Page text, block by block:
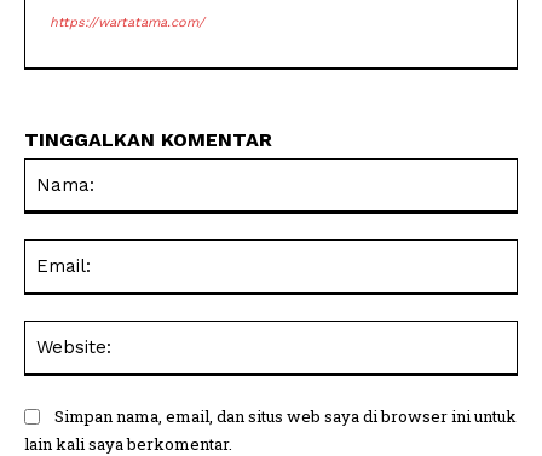
https://wartatama.com/
TINGGALKAN KOMENTAR
Simpan nama, email, dan situs web saya di browser ini untuk
lain kali saya berkomentar.